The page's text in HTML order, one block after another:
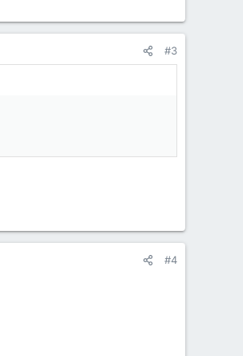
#3
#4